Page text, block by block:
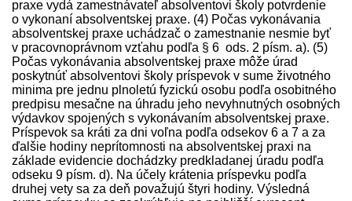
praxe vydá zamest­návateľ absolventovi školy potvrdenie
o vykonaní absolventskej praxe. (4) Počas vykonávania
absolventskej praxe uchádzač o zamestnanie nesmie byť
v pracovnoprávnom vzťahu podľa § 6 ods. 2 písm. a). (5)
Počas vykonávania absolventskej praxe môže úrad
poskytnúť absolventovi školy príspevok v sume životného
minima pre jednu plnoletú fyzickú osobu podľa osobitného
pred­pisu mesačne na úhradu jeho nevyhnutných osobných
výdavkov spojených s vykonávaním absolventskej praxe.
Príspevok sa kráti za dni voľna podľa odsekov 6 a 7 a za
ďalšie hodiny neprítomnosti na absolventskej praxi na
základe evidencie dochádzky pred­kladanej úradu podľa
odseku 9 písm. d). Na účely krátenia príspevku podľa
druhej vety sa za deň považujú štyri hodiny. Výsledná